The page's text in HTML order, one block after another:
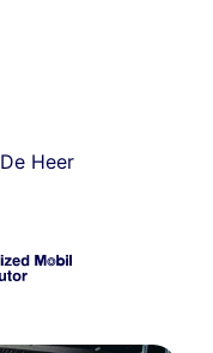
De Heer